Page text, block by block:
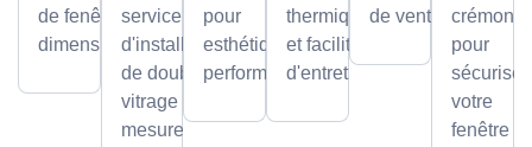
de fenêtres et
dimensions.
service
d'installation
de double
vitrage sur
mesure.
pour
esthétique et
performance.
thermique
et facilité
d'entretien.
de vente.
crémone
pour
sécuriser
votre
fenêtre